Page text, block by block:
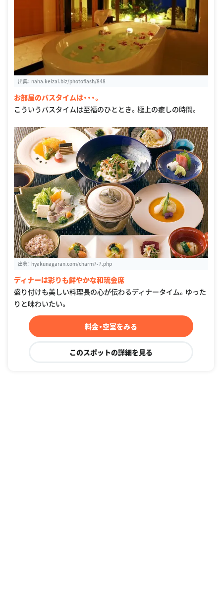
出典： naha.keizai.biz/photoflash/848
お部屋のバスタイムは・・・。
こういうバスタイムは至福のひととき。極上の癒しの時間。
出典： hyakunagaran.com/charm7-7.php
ディナーは彩りも鮮やかな和琉会席
盛り付けも美しい料理長の心が伝わるディナータイム。ゆった
りと味わいたい。
料金・空室をみる
このスポットの詳細を見る